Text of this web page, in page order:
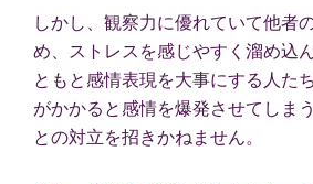
しかし、観察力に優れていて他者
め、ストレスを感じやすく溜め込
ともと感情表現を大事にする人た
がかかると感情を爆発させてしま
との対立を招きかねません。